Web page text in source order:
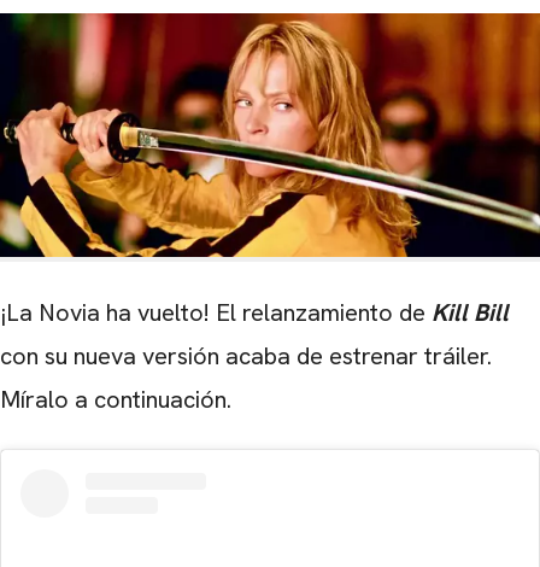
¡La Novia ha vuelto! El relanzamiento de Kill Bill
con su nueva versión acaba de estrenar tráiler.
Míralo a continuación.